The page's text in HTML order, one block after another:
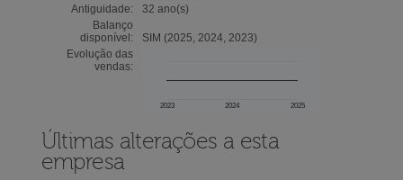
Antiguidade:
32 ano(s)
Balanço
disponível:
SIM (2025, 2024, 2023)
Evolução das
vendas:
2023 2024 2025
Últimas alterações a esta
empresa